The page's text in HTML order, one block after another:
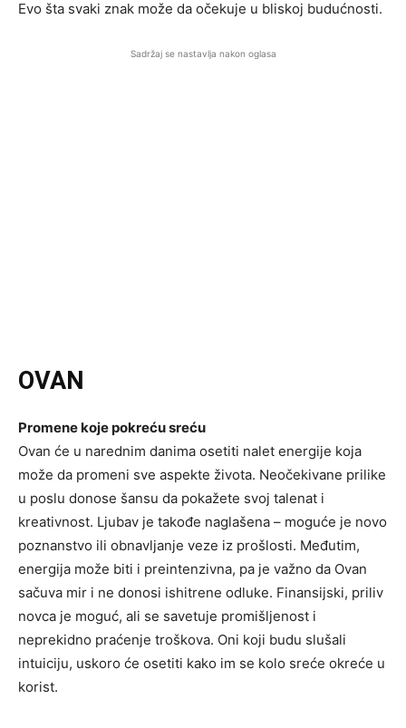
Evo šta svaki znak može da očekuje u bliskoj budućnosti.
Sadržaj se nastavlja nakon oglasa
OVAN
Promene koje pokreću sreću
Ovan će u narednim danima osetiti nalet energije koja
može da promeni sve aspekte života. Neočekivane prilike
u poslu donose šansu da pokažete svoj talenat i
kreativnost. Ljubav je takođe naglašena – moguće je novo
poznanstvo ili obnavljanje veze iz prošlosti. Međutim,
energija može biti i preintenzivna, pa je važno da Ovan
sačuva mir i ne donosi ishitrene odluke. Finansijski, priliv
novca je moguć, ali se savetuje promišljenost i
neprekidno praćenje troškova. Oni koji budu slušali
intuiciju, uskoro će osetiti kako im se kolo sreće okreće u
korist.